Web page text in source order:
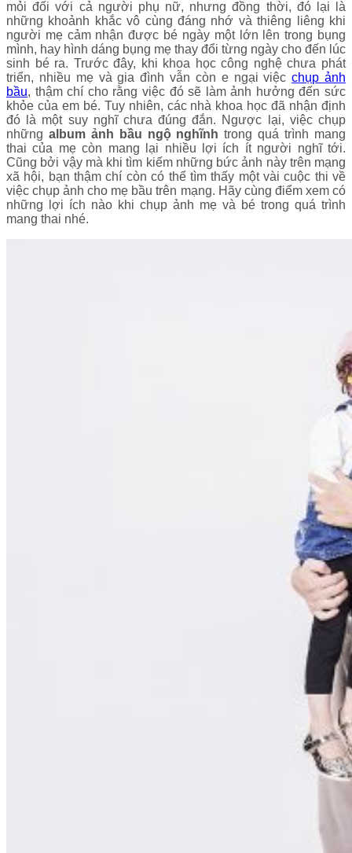
mỏi đối với cả người phụ nữ, nhưng đồng thời, đó lại là
những khoảnh khắc vô cùng đáng nhớ và thiêng liêng khi
người mẹ cảm nhận được bé ngày một lớn lên trong bụng
mình, hay hình dáng bụng mẹ thay đổi từng ngày cho đến lúc
sinh bé ra. Trước đây, khi khoa học công nghệ chưa phát
triển, nhiều mẹ và gia đình vẫn còn e ngại việcchụp ảnh
bầu, thậm chí cho rằng việc đó sẽ làm ảnh hưởng đến sức
khỏe của em bé. Tuy nhiên, các nhà khoa học đã nhận định
đó là một suy nghĩ chưa đúng đắn. Ngược lại, việc chụp
những album ảnh bầu ngộ nghĩnh trong quá trình mang
thai của mẹ còn mang lại nhiều lợi ích ít người nghĩ tới.
Cũng bởi vậy mà khi tìm kiếm những bức ảnh này trên mạng
xã hội, bạn thậm chí còn có thể tìm thấy một vài cuộc thi về
việc chụp ảnh cho mẹ bầu trên mạng. Hãy cùng điểm xem có
những lợi ích nào khi chụp ảnh mẹ và bé trong quá trình
mang thai nhé.